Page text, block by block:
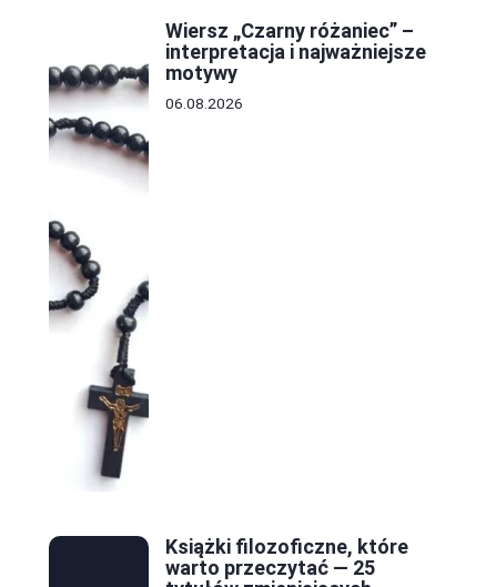
Wiersz „Czarny różaniec” –
interpretacja i najważniejsze
motywy
06.08.2026
Książki filozoficzne, które
warto przeczytać — 25